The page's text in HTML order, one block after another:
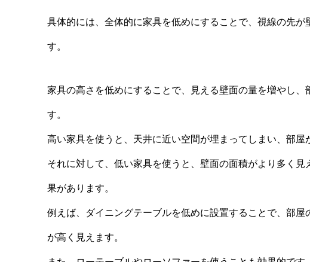
具体的には、全体的に家具を低めにすることで、視線の先が
す。
家具の高さを低めにすることで、見える壁面の量を増やし、
す。
高い家具を使うと、天井に近い空間が埋まってしまい、部屋
それに対して、低い家具を使うと、壁面の面積がより多く見
果があります。
例えば、ダイニングテーブルを低めに設置することで、部屋
が高く見えます。